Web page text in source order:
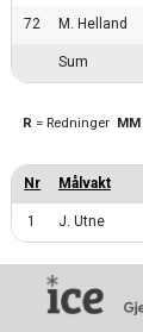
72 M. Helland
Sum
1 J. Utne
R = Redninger MM